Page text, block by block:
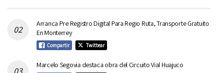
Arranca Pre Registro Digital Para Regio Ruta, Transporte Gratuito
En Monterrey
Compartir Twittear
Marcelo Segovia destaca obra del Circuito Vial Huajuco